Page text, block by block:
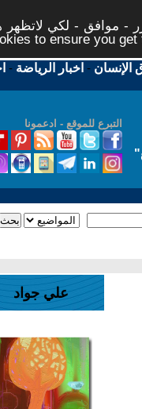
- موافق - لكي لاتظهر
to ensure you
الإنسان - اخبار الرياضة -
التبرع للموقع - ادعمونا
"
علي جواد